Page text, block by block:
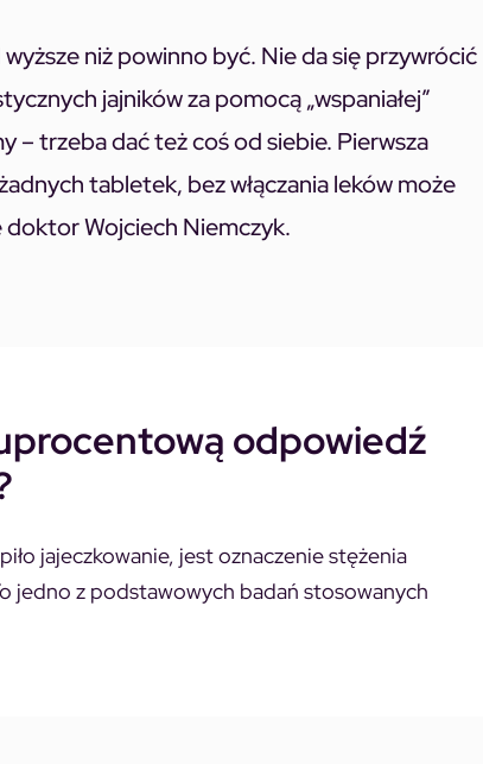
niż powinno być. Nie da się przywrócić
jajników za pomocą „wspaniałej”
– trzeba dać też coś od siebie. Pierwsza
tabletek, bez włączania leków może
doktor Wojciech Niemczyk.
odpowiedź
jajeczkowanie, jest oznaczenie stężenia
jedno z podstawowych badań stosowanych